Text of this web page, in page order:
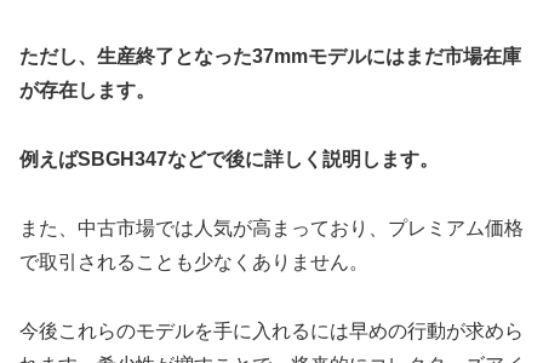
ただし、生産終了となった37mmモデルにはまだ市場在庫
が存在します。
例えばSBGH347などで後に詳しく説明します。
また、中古市場では人気が高まっており、プレミアム価格
で取引されることも少なくありません。
今後これらのモデルを手に入れるには早めの行動が求めら